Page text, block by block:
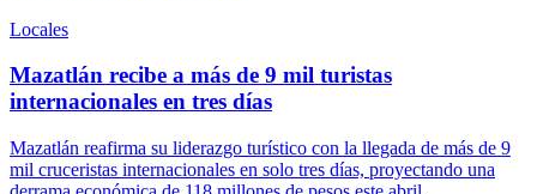
Locales
Mazatlán recibe a más de 9 mil turistas
internacionales en tres días
Mazatlán reafirma su liderazgo turístico con la llegada de más de 9
mil cruceristas internacionales en solo tres días, proyectando una